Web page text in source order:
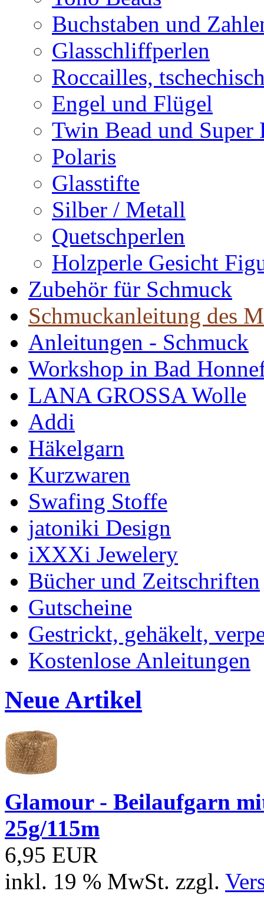
Buchstaben und
Glasschliffperlen
Roccailles,
Engel und Flügel
Twin Bead und Super
Polaris
Glasstifte
Silber / Metall
Quetschperlen
Holzperle Gesicht
Zubehör für Schmuck
Schmuckanleitung des
Anleitungen - Schmuck
Workshop in Bad
LANA GROSSA Wolle
Addi
Häkelgarn
Kurzwaren
Swafing Stoffe
jatoniki Design
iXXXi Jewelery
Bücher und Zeitschriften
Gutscheine
Gestrickt, gehäkelt,
Kostenlose Anleitungen
Neue Artikel
Glamour - Beilaufgarn
25g/115m
6,95 EUR
inkl. 19 % MwSt. zzgl.